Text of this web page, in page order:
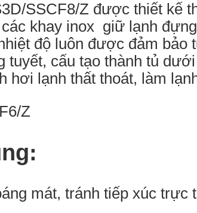
SSCF8/Z được thiết kế
khay inox giữ lạnh
độ luôn được đảm bảo
tuyết, cấu tạo thành tủ
hơi lạnh thất thoát, làm
mát, tránh tiếp xúc